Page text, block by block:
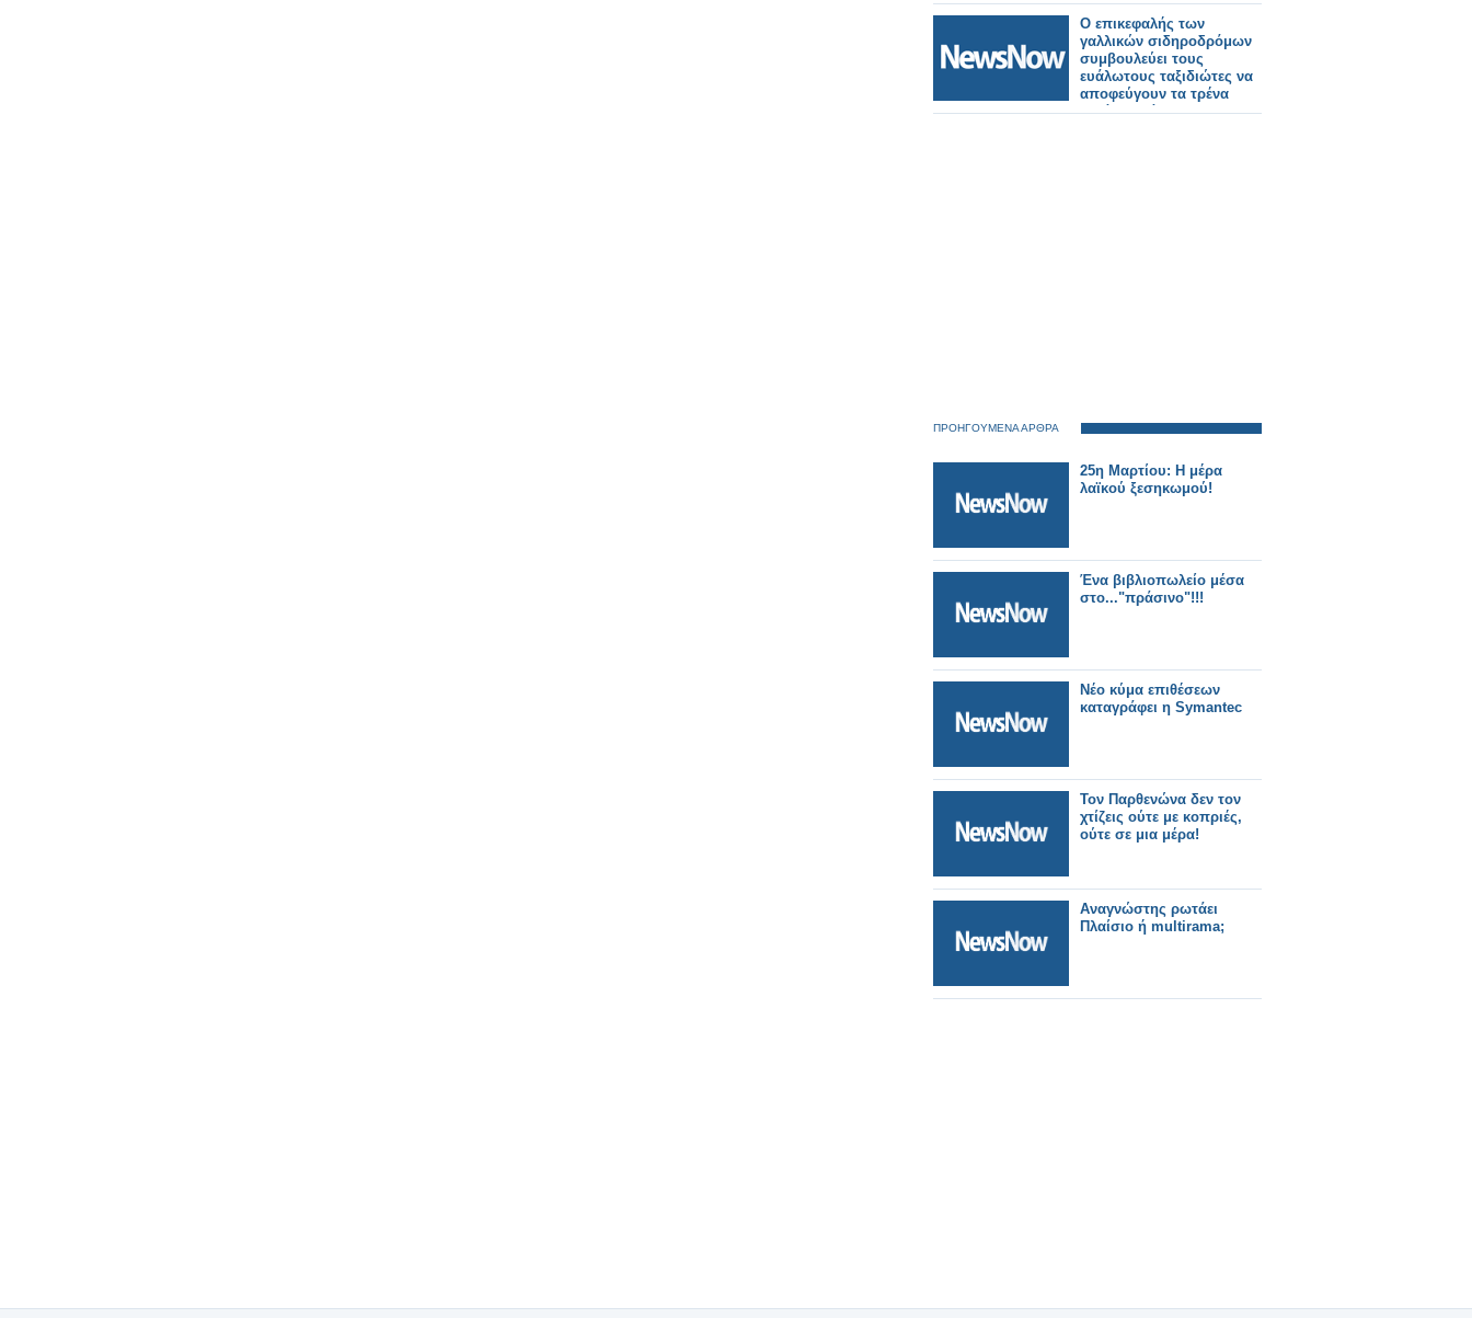
Ο επικεφαλής των
γαλλικών σιδηροδρόμων
συμβουλεύει τους
ευάλωτους ταξιδιώτες να
αποφεύγουν τα τρένα
κατά τη διάρκεια του
ΠΡΟΗΓΟΥΜΕΝΑ ΑΡΘΡΑ
25η Μαρτίου: H μέρα
λαϊκού ξεσηκωμού!
Ένα βιβλιοπωλείο μέσα
στο..."πράσινο"!!!
Νέο κύμα επιθέσεων
καταγράφει η Symantec
Τον Παρθενώνα δεν τον
χτίζεις ούτε με κοπριές,
ούτε σε μια μέρα!
Αναγνώστης ρωτάει
Πλαίσιο ή multirama;